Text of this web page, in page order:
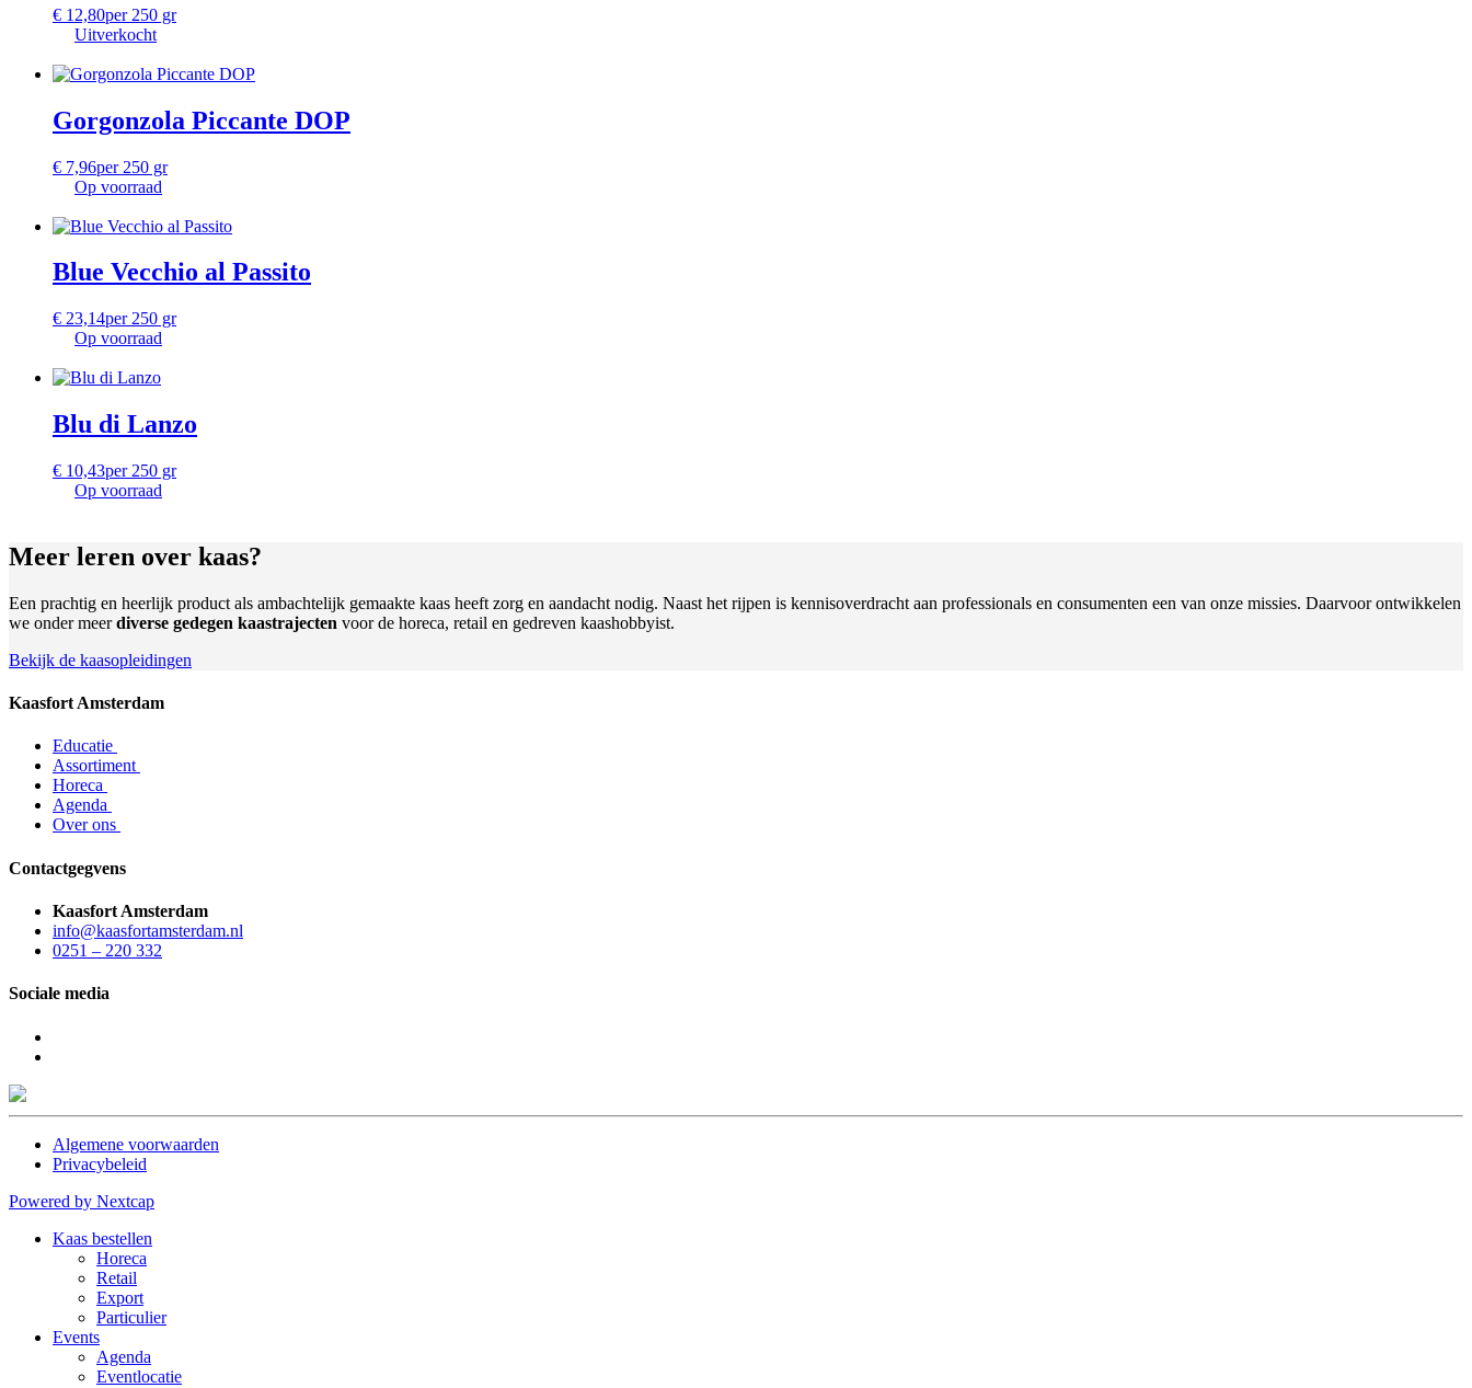
€ 12,80per 250 gr
Uitverkocht
Gorgonzola Piccante DOP
€ 7,96per 250 gr
Op voorraad
Blue Vecchio al Passito
€ 23,14per 250 gr
Op voorraad
Blu di Lanzo
€ 10,43per 250 gr
Op voorraad
Meer leren over kaas?
Een prachtig en heerlijk product als ambachtelijk gemaakte kaas heeft zorg en aandacht nodig. Naast het rijpen is kennisoverdracht aan professionals en consumenten een van onze missies. Daarvoor ontwikkelen
we onder meerdiverse gedegen kaastrajecten voor de horeca, retail en gedreven kaashobbyist.
Bekijk de kaasopleidingen
Kaasfort Amsterdam
Educatie
Assortiment
Horeca
Agenda
Over ons
Contactgegvens
Kaasfort Amsterdam
info@kaasfortamsterdam.nl
0251 – 220 332
Sociale media
Algemene voorwaarden
Privacybeleid
Powered by Nextcap
Kaas bestellen
Horeca
Retail
Export
Particulier
Events
Agenda
Eventlocatie